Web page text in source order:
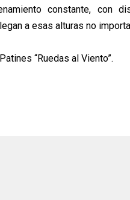
constante, con
a esas alturas no
“Ruedas al Viento”.